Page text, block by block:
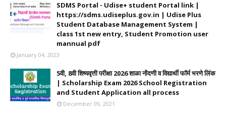
SDMS Portal - Udise+ student Portal link |
https://sdms.udiseplus.gov.in | Udise Plus
Student Database Management System |
class 1st new entry, Student Promotion user
mannual pdf
January 04, 2023
5वी, 8वी शिष्यवृत्ती परीक्षा 2026 शाळा नोंदणी व विद्यार्थी फॉर्म भरणे लिंक
| Scholarship Exam 2026 School Registration
and Student Application all process
December 09, 2021